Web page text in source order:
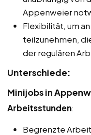
Appenweier
Flexibilität, um
teilzunehmen,
der regulären
Unterschiede:
Minijobs in
Arbeitsstunden:
Begrenzte